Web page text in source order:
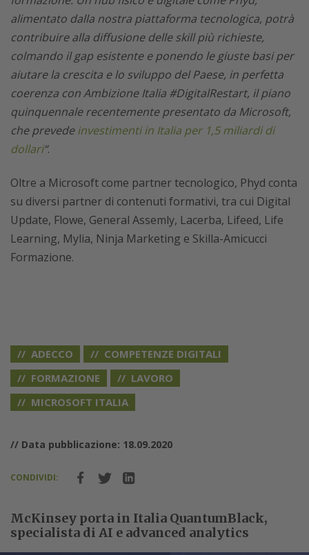
alimentato dalla nostra piattaforma tecnologica, potrà
contribuire alla diffusione delle skill più richieste,
colmando il gap esistente e ponendo le giuste basi per
aiutare la crescita e lo sviluppo del Paese, in perfetta
coerenza con Ambizione Italia #DigitalRestart, il piano
quinquennale recentemente presentato da Microsoft,
che prevedeinvestimenti in Italia per 1,5 miliardi di
dollari“.
Oltre a Microsoft come partner tecnologico, Phyd conta
su diversi partner di contenuti formativi, tra cui Digital
Update, Flowe, General Assemly, Lacerba, Lifeed, Life
Learning, Mylia, Ninja Marketing e Skilla-Amicucci
Formazione.
ADECCO
COMPETENZE DIGITALI
FORMAZIONE
LAVORO
MICROSOFT ITALIA
// Data pubblicazione: 18.09.2020
CONDIVIDI:
McKinsey porta in Italia QuantumBlack,
specialista di AI e advanced analytics